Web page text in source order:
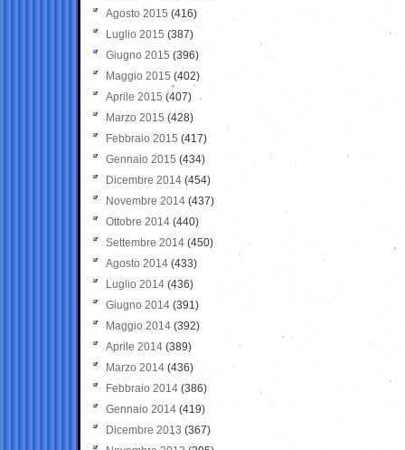
Agosto 2015 (416)
Luglio 2015 (387)
Giugno 2015 (396)
Maggio 2015 (402)
Aprile 2015 (407)
Marzo 2015 (428)
Febbraio 2015 (417)
Gennaio 2015 (434)
Dicembre 2014 (454)
Novembre 2014 (437)
Ottobre 2014 (440)
Settembre 2014 (450)
Agosto 2014 (433)
Luglio 2014 (436)
Giugno 2014 (391)
Maggio 2014 (392)
Aprile 2014 (389)
Marzo 2014 (436)
Febbraio 2014 (386)
Gennaio 2014 (419)
Dicembre 2013 (367)